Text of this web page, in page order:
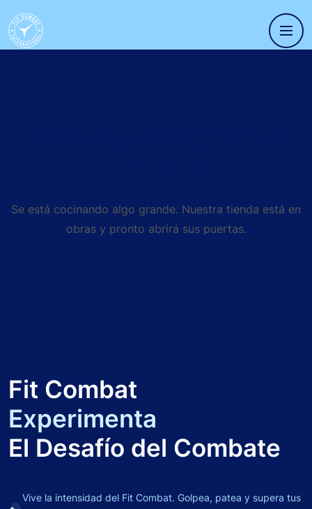
Se está cocinando algo grande. Nuestra tienda está en
obras y pronto abrirá sus puertas.
Fit Combat
Experimenta
El Desafío del Combate
Vive la intensidad del Fit Combat. Golpea, patea y supera tus